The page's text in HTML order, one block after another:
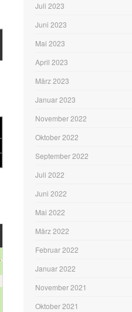
Juli 2023
Juni 2023
Mai 2023
April 2023
März 2023
Januar 2023
November 2022
Oktober 2022
September 2022
Juli 2022
Juni 2022
Mai 2022
März 2022
Februar 2022
Januar 2022
November 2021
Oktober 2021